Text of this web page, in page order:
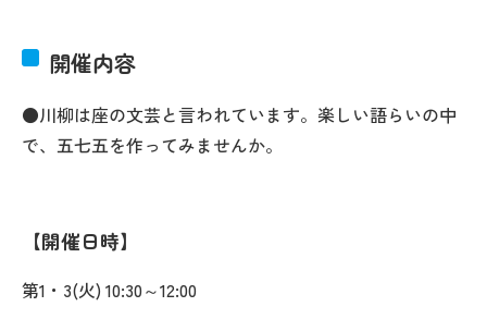
開催内容
●川柳は座の文芸と言われています。楽しい語らいの中
で、五七五を作ってみませんか。
開催日時
第1・3(火) 10:30～12:00